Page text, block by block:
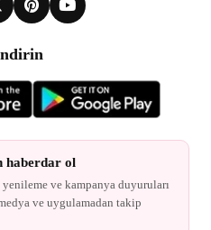
haberdar ol
ve kampanya duyuruları
ve uygulamadan takip